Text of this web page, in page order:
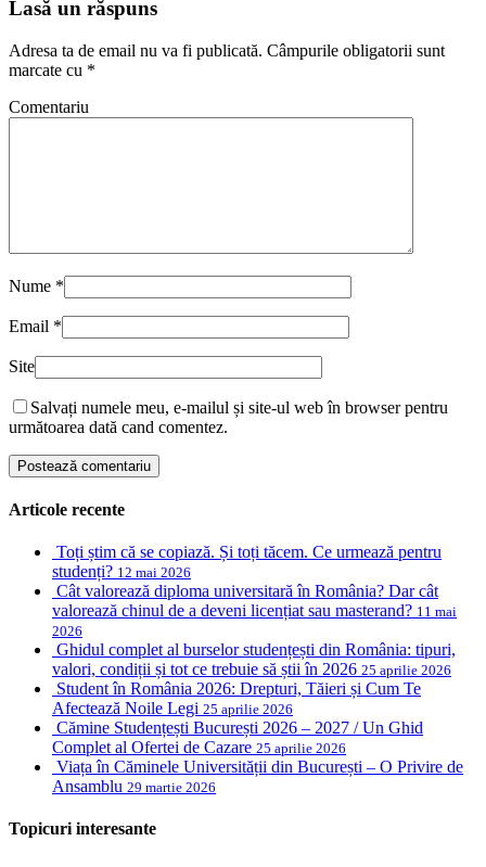
Lasă un răspuns
Adresa ta de email nu va fi publicată. Câmpurile obligatorii sunt
marcate cu *
Comentariu
Nume *
Email *
Site
Salvați numele meu, e-mailul și site-ul web în browser pentru
următoarea dată cand comentez.
Articole recente
Toți știm că se copiază. Și toți tăcem. Ce urmează pentru
studenți? 12 mai 2026
Cât valorează diploma universitară în România? Dar cât
valorează chinul de a deveni licențiat sau masterand? 11 mai
2026
Ghidul complet al burselor studențești din România: tipuri,
valori, condiții și tot ce trebuie să știi în 2026 25 aprilie 2026
Student în România 2026: Drepturi, Tăieri și Cum Te
Afectează Noile Legi 25 aprilie 2026
Cămine Studențești București 2026 – 2027 / Un Ghid
Complet al Ofertei de Cazare 25 aprilie 2026
Viața în Căminele Universității din București – O Privire de
Ansamblu 29 martie 2026
Topicuri interesante